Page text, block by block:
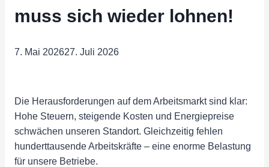
muss sich wieder lohnen!
7. Mai 202627. Juli 2026
Die Herausforderungen auf dem Arbeitsmarkt sind klar:
Hohe Steuern, steigende Kosten und Energiepreise
schwächen unseren Standort. Gleichzeitig fehlen
hunderttausende Arbeitskräfte – eine enorme Belastung
für unsere Betriebe.